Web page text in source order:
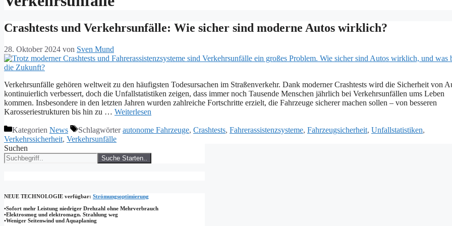
Crashtests und Verkehrsunfälle: Wie sicher sind moderne Autos wirklich?
28. Oktober 2024 von Sven Mund
Verkehrsunfälle gehören weltweit zu den häufigsten Todesursachen im Straßenverkehr. Dank moderner Crashtests wird die Sicherheit von
kontinuierlich verbessert, doch die Unfallstatistiken zeigen, dass immer noch Tausende Menschen jährlich bei Verkehrsunfällen ums Leben
kommen. Insbesondere in den letzten Jahren wurden zahlreiche Fortschritte erzielt, die Fahrzeuge sicherer machen sollen – von besseren
Karosseriestrukturen bis hin zu … Weiterlesen
Kategorien News Schlagwörterautonome Fahrzeuge, Crashtests, Fahrerassistenzsysteme, Fahrzeugsicherheit, Unfallstatistiken,
Verkehrssicherheit, Verkehrsunfälle
Suchen
Suche Starten..
NEUE TECHNOLOGIE verfügbar: Strömungsoptimierung
•Sofort mehr Leistung niedriger Drehzahl ohne Mehrverbrauch
•Elektrosmog und elektromagn. Strahlung weg
•​Weniger Seitenwind und Aquaplaning